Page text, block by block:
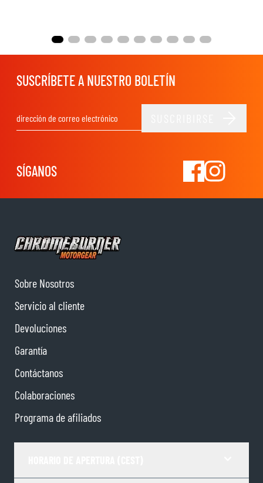
SUSCRÍBETE A NUESTRO BOLETÍN
SÍGANOS
Sobre Nosotros
Servicio al cliente
Devoluciones
Garantía
Contáctanos
Colaboraciones
Programa de afiliados